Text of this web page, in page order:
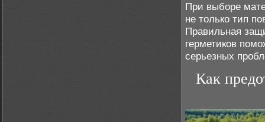
При выборе
не только тип
Правильная
герметиков
серьезных
Как